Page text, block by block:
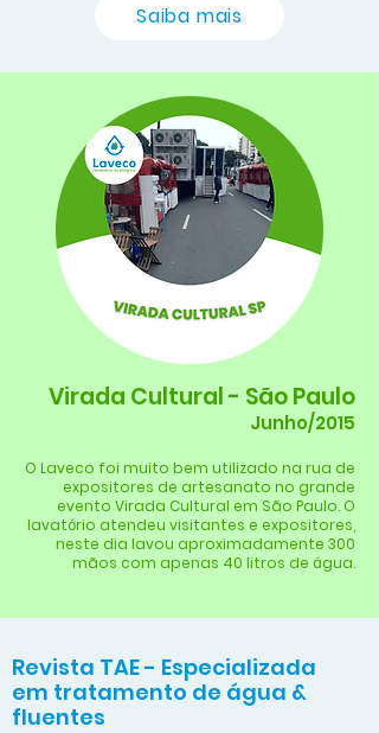
Saiba mais
Virada Cultural - São Paulo
Junho/2015
O Laveco foi muito bem utilizado na rua de
expositores de artesanato no grande
evento Virada Cultural em São Paulo. O
lavatório atendeu visitantes e expositores,
neste dia lavou aproximadamente 300
mãos com apenas 40 litros de água.
Revista TAE - Especializada
em tratamento de água &
fluentes